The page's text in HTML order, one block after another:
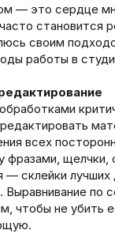
— это сердце
становится
своим
работы в
всех
щелчки,
— склейки лучших
Выравнивание по
чтобы не убить